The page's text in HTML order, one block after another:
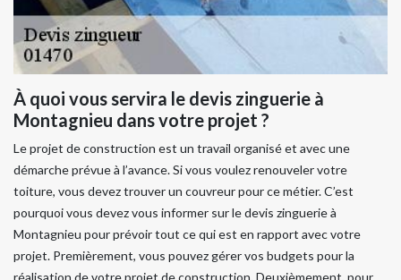
À quoi vous servira le devis zinguerie à
Montagnieu dans votre projet ?
Le projet de construction est un travail organisé et avec une
démarche prévue à l’avance. Si vous voulez renouveler votre
toiture, vous devez trouver un couvreur pour ce métier. C’est
pourquoi vous devez vous informer sur le devis zinguerie à
Montagnieu pour prévoir tout ce qui est en rapport avec votre
projet. Premièrement, vous pouvez gérer vos budgets pour la
réalisation de votre projet de construction. Deuxièmement, pour